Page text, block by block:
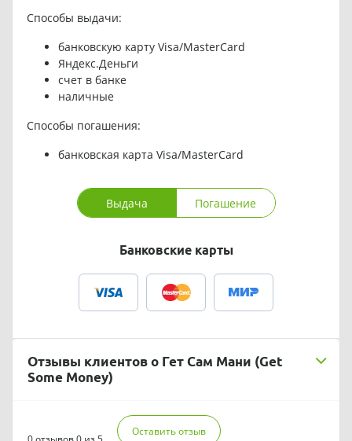
Способы выдачи:
банковскую карту Visa/MasterCard
Яндекс.Деньги
счет в банке
наличные
Способы погашения:
банковская карта Visa/MasterCard
Выдача Погашение
Банковские карты
Отзывы клиентов о Гет Сам Мани (Get
Some Money)
Оставить отзыв